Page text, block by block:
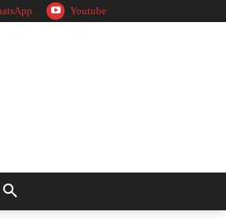
Youtube